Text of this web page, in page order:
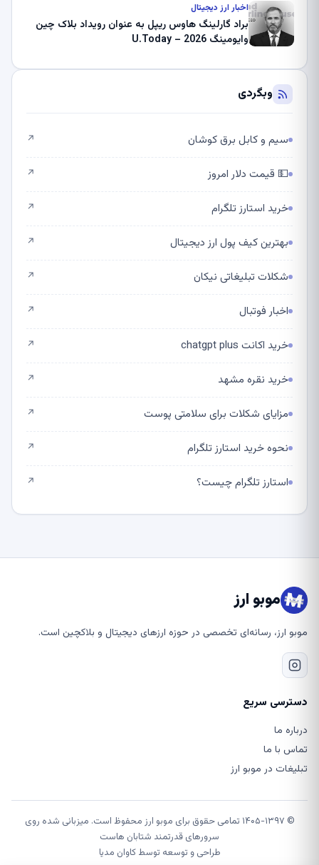
اخبار ارز دیجیتال
براد گارلینگ هاوس ریپل به عنوان رویداد بلاک چین
وایومینگ 2026 – U.Today
وبگردی
سیم و کابل برق کوشان ↗
💵 قیمت دلار امروز ↗
خرید استارز تلگرام ↗
بهترین کیف پول ارز دیجیتال ↗
شکلات تبلیغاتی نیکان ↗
اخبار فوتبال ↗
خرید اکانت chatgpt plus ↗
خرید نقره مشهد ↗
مزایای شکلات برای سلامتی پوست ↗
نحوه خرید استارز تلگرام ↗
استارز تلگرام چیست؟ ↗
موبو ارز
موبو ارز، رسانه‌ای تخصصی در حوزه ارزهای دیجیتال و بلاکچین است.
دسترسی سریع
درباره ما
تماس با ما
تبلیغات در موبو ارز
© ۱۴۰۵-۱۳۹۷ تمامی حقوق برای موبو ارز محفوظ است. میزبانی شده روی
سرورهای قدرتمند شتابان هاست
طراحی و توسعه توسطکاوان مدیا